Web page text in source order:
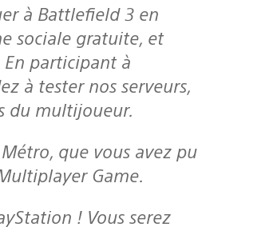
à Battlefield 3 en
sociale gratuite, et
participant à
à tester nos serveurs,
du multijoueur.
Game.